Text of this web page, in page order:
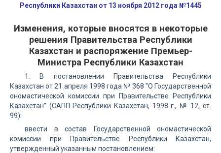
Республики Казахстан от 13 ноября 2012 года №1445
Изменения, которые вносятся в некоторые
решения Правительства Республики
Казахстан и распоряжение Премьер-
Министра Республики Казахстан
1. В постановлении Правительства Республики
Казахстан от 21 апреля 1998 года № 368 "О Государственной
ономастической комиссии при Правительстве Республики
Казахстан" (САПП Республики Казахстан, 1998 г., № 12, ст.
99):
ввести в состав Государственной ономастической
комиссии при Правительстве Республики Казахстан,
утвержденный указанным постановлением: